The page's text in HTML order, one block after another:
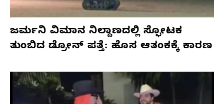
ಜರ್ಮನಿ ವಿಮಾನ ನಿಲ್ದಾಣದಲ್ಲಿ ಸ್ಫೋಟಕ
ತುಂಬಿದ ಡ್ರೋನ್ ಪತ್ತೆ: ಹೊಸ ಆತಂಕಕ್ಕೆ ಕಾರಣ